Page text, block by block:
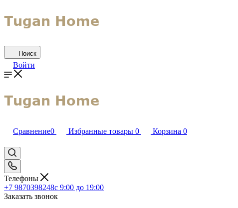
Поиск
Войти
Сравнение0 Избранные товары 0 Корзина 0
Телефоны
+7 9870398248с 9:00 до 19:00
Заказать звонок